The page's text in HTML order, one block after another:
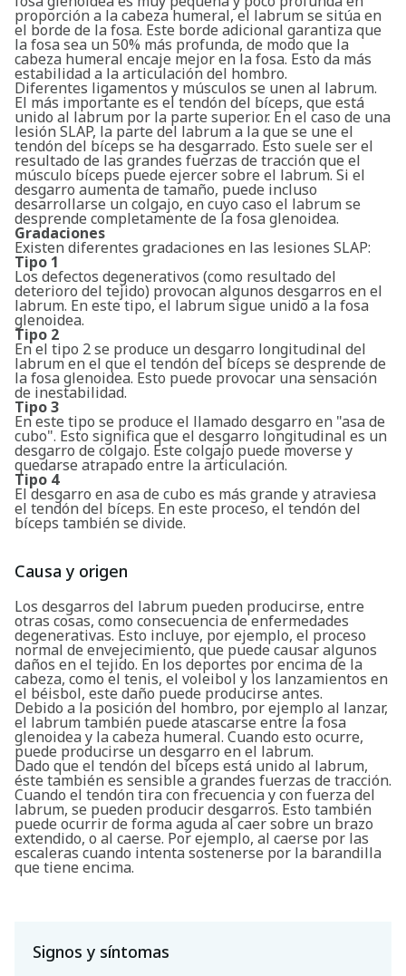
proporción a la cabeza humeral, el labrum se sitúa en
el borde de la fosa. Este borde adicional garantiza que
la fosa sea un 50% más profunda, de modo que la
cabeza humeral encaje mejor en la fosa. Esto da más
estabilidad a la articulación del hombro.
Diferentes ligamentos y músculos se unen al labrum.
El más importante es el tendón del bíceps, que está
unido al labrum por la parte superior. En el caso de una
lesión SLAP, la parte del labrum a la que se une el
tendón del bíceps se ha desgarrado. Esto suele ser el
resultado de las grandes fuerzas de tracción que el
músculo bíceps puede ejercer sobre el labrum. Si el
desgarro aumenta de tamaño, puede incluso
desarrollarse un colgajo, en cuyo caso el labrum se
desprende completamente de la fosa glenoidea.
Gradaciones
Existen diferentes gradaciones en las lesiones SLAP:
Tipo 1
Los defectos degenerativos (como resultado del
deterioro del tejido) provocan algunos desgarros en el
labrum. En este tipo, el labrum sigue unido a la fosa
glenoidea.
Tipo 2
En el tipo 2 se produce un desgarro longitudinal del
labrum en el que el tendón del bíceps se desprende de
la fosa glenoidea. Esto puede provocar una sensación
de inestabilidad.
Tipo 3
En este tipo se produce el llamado desgarro en "asa de
cubo". Esto significa que el desgarro longitudinal es un
desgarro de colgajo. Este colgajo puede moverse y
quedarse atrapado entre la articulación.
Tipo 4
El desgarro en asa de cubo es más grande y atraviesa
el tendón del bíceps. En este proceso, el tendón del
bíceps también se divide.
Causa y origen
Los desgarros del labrum pueden producirse, entre
otras cosas, como consecuencia de enfermedades
degenerativas. Esto incluye, por ejemplo, el proceso
normal de envejecimiento, que puede causar algunos
daños en el tejido. En los deportes por encima de la
cabeza, como el tenis, el voleibol y los lanzamientos en
el béisbol, este daño puede producirse antes.
Debido a la posición del hombro, por ejemplo al lanzar,
el labrum también puede atascarse entre la fosa
glenoidea y la cabeza humeral. Cuando esto ocurre,
puede producirse un desgarro en el labrum.
Dado que el tendón del bíceps está unido al labrum,
éste también es sensible a grandes fuerzas de tracción.
Cuando el tendón tira con frecuencia y con fuerza del
labrum, se pueden producir desgarros. Esto también
puede ocurrir de forma aguda al caer sobre un brazo
extendido, o al caerse. Por ejemplo, al caerse por las
escaleras cuando intenta sostenerse por la barandilla
que tiene encima.
Signos y síntomas